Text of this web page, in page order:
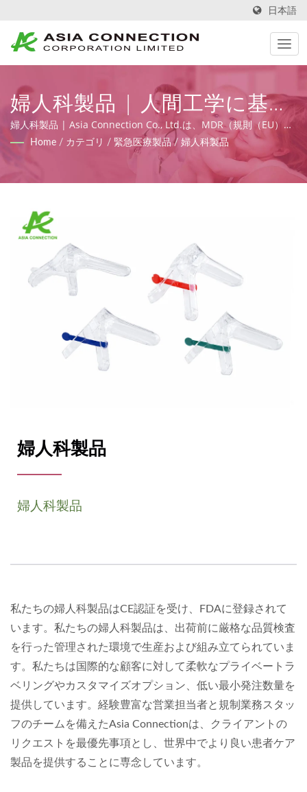
日本語
婦人科製品 | 人間工学に基づ
いて設計された手動蘇生器
BVM | Asia Connection
婦人科製品 | Asia Connection Co., Ltd.は、MDR（規則（EU）
2017/745）に基づくFDA登録、ISO 9001、ISO 13485およびCE証
明書を持つ緊急医療および在宅ケア製品を供給し、設計、OEM、
Home / カテゴリ / 緊急医療製品 / 婦人科製品
婦人科製品
婦人科製品
私たちの婦人科製品はCE認証を受け、FDAに登録されて
います。私たちの婦人科製品は、出荷前に厳格な品質検査
を行った管理された環境で生産および組み立てられていま
す。私たちは国際的な顧客に対して柔軟なプライベートラ
ベリングやカスタマイズオプション、低い最小発注数量を
提供しています。経験豊富な営業担当者と規制業務スタッ
フのチームを備えたAsia Connectionは、クライアントの
リクエストを最優先事項とし、世界中でより良い患者ケア
製品を提供することに専念しています。